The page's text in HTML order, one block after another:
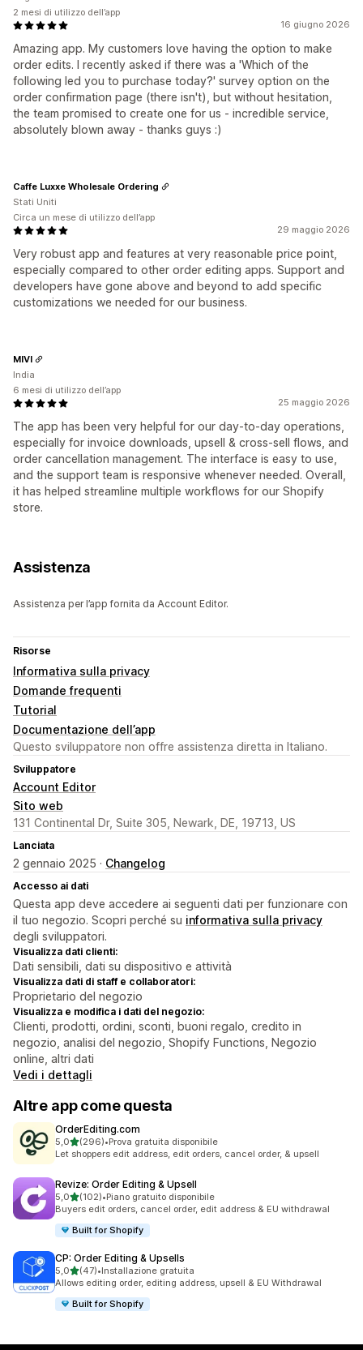
16 giugno 2026
Amazing app. My customers love having the option to make
order edits. I recently asked if there was a 'Which of the
following led you to purchase today?' survey option on the
order confirmation page (there isn't), but without hesitation,
the team promised to create one for us - incredible service,
absolutely blown away - thanks guys :)
2 mesi di utilizzo dell’app
29 maggio 2026
Very robust app and features at very reasonable price point,
especially compared to other order editing apps. Support and
developers have gone above and beyond to add specific
customizations we needed for our business.
Caffe Luxxe Wholesale Ordering
Stati Uniti
Circa un mese di utilizzo dell’app
25 maggio 2026
The app has been very helpful for our day-to-day operations,
especially for invoice downloads, upsell & cross-sell flows, and
order cancellation management. The interface is easy to use,
and the support team is responsive whenever needed. Overall,
it has helped streamline multiple workflows for our Shopify
store.
MIVI
India
6 mesi di utilizzo dell’app
Assistenza
Assistenza per l’app fornita da Account Editor.
Risorse
Informativa sulla privacy
Domande frequenti
Tutorial
Documentazione dell’app
Questo sviluppatore non offre assistenza diretta in Italiano.
Sviluppatore
Account Editor
Sito web
131 Continental Dr, Suite 305, Newark, DE, 19713, US
Lanciata
2 gennaio 2025 · Changelog
Accesso ai dati
Questa app deve accedere ai seguenti dati per funzionare con
il tuo negozio. Scopri perché su informativa sulla privacy
degli sviluppatori.
Visualizza dati clienti:
Dati sensibili, dati su dispositivo e attività
Visualizza dati di staff e collaboratori:
Proprietario del negozio
Visualizza e modifica i dati del negozio:
Clienti, prodotti, ordini, sconti, buoni regalo, credito in
negozio, analisi del negozio, Shopify Functions, Negozio
online, altri dati
Vedi i dettagli
Altre app come questa
OrderEditing.com
5,0stelle su 5
(296)
296 recensioni totali
•Prova gratuita disponibile
Let shoppers edit address, edit orders, cancel order, & upsell
Revize: Order Editing & Upsell
5,0stelle su 5
(102)
102 recensioni totali
•Piano gratuito disponibile
Buyers edit orders, cancel order, edit address & EU withdrawal
Built for Shopify
CP: Order Editing & Upsells
5,0stelle su 5
(47)
47 recensioni totali
•Installazione gratuita
Allows editing order, editing address, upsell & EU Withdrawal
Built for Shopify